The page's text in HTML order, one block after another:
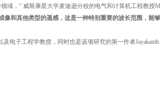
，” 威斯康星大学麦迪逊分校的电气和计算机工程教授
和其他类型的遥感，这是一种特别重要的波长范围，能
子工程学教授，同时也是该项研究的第一作者Jayakanth